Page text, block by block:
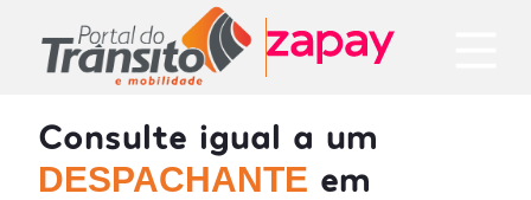
Consulte igual a um
DESPACHANTE em